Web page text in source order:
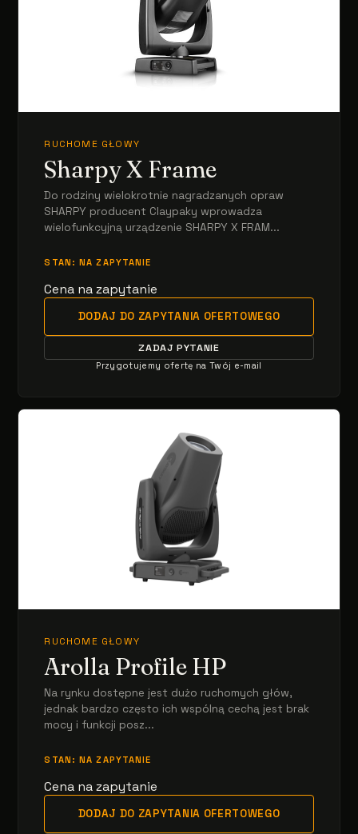
RUCHOME GŁOWY
Sharpy X Frame
Do rodziny wielokrotnie nagradzanych opraw
SHARPY producent Claypaky wprowadza
wielofunkcyjną urządzenie SHARPY X FRAM...
STAN: NA ZAPYTANIE
Cena na zapytanie
DODAJ DO ZAPYTANIA OFERTOWEGO
ZADAJ PYTANIE
Przygotujemy ofertę na Twój e-mail
RUCHOME GŁOWY
Arolla Profile HP
Na rynku dostępne jest dużo ruchomych głów,
jednak bardzo często ich wspólną cechą jest brak
mocy i funkcji posz...
STAN: NA ZAPYTANIE
Cena na zapytanie
DODAJ DO ZAPYTANIA OFERTOWEGO